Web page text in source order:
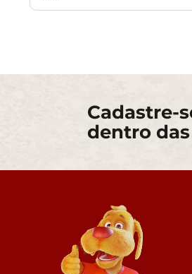
Cadastre-
dentro